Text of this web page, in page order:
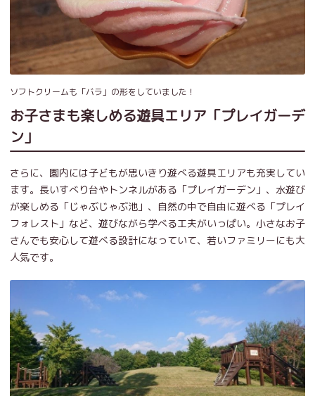
ソフトクリームも「バラ」の形をしていました！
お子さまも楽しめる遊具エリア「プレイガーデ
ン」
さらに、園内には子どもが思いきり遊べる遊具エリアも充実してい
ます。長いすべり台やトンネルがある「プレイガーデン」、水遊び
が楽しめる「じゃぶじゃぶ池」、自然の中で自由に遊べる「プレイ
フォレスト」など、遊びながら学べる工夫がいっぱい。小さなお子
さんでも安心して遊べる設計になっていて、若いファミリーにも大
人気です。